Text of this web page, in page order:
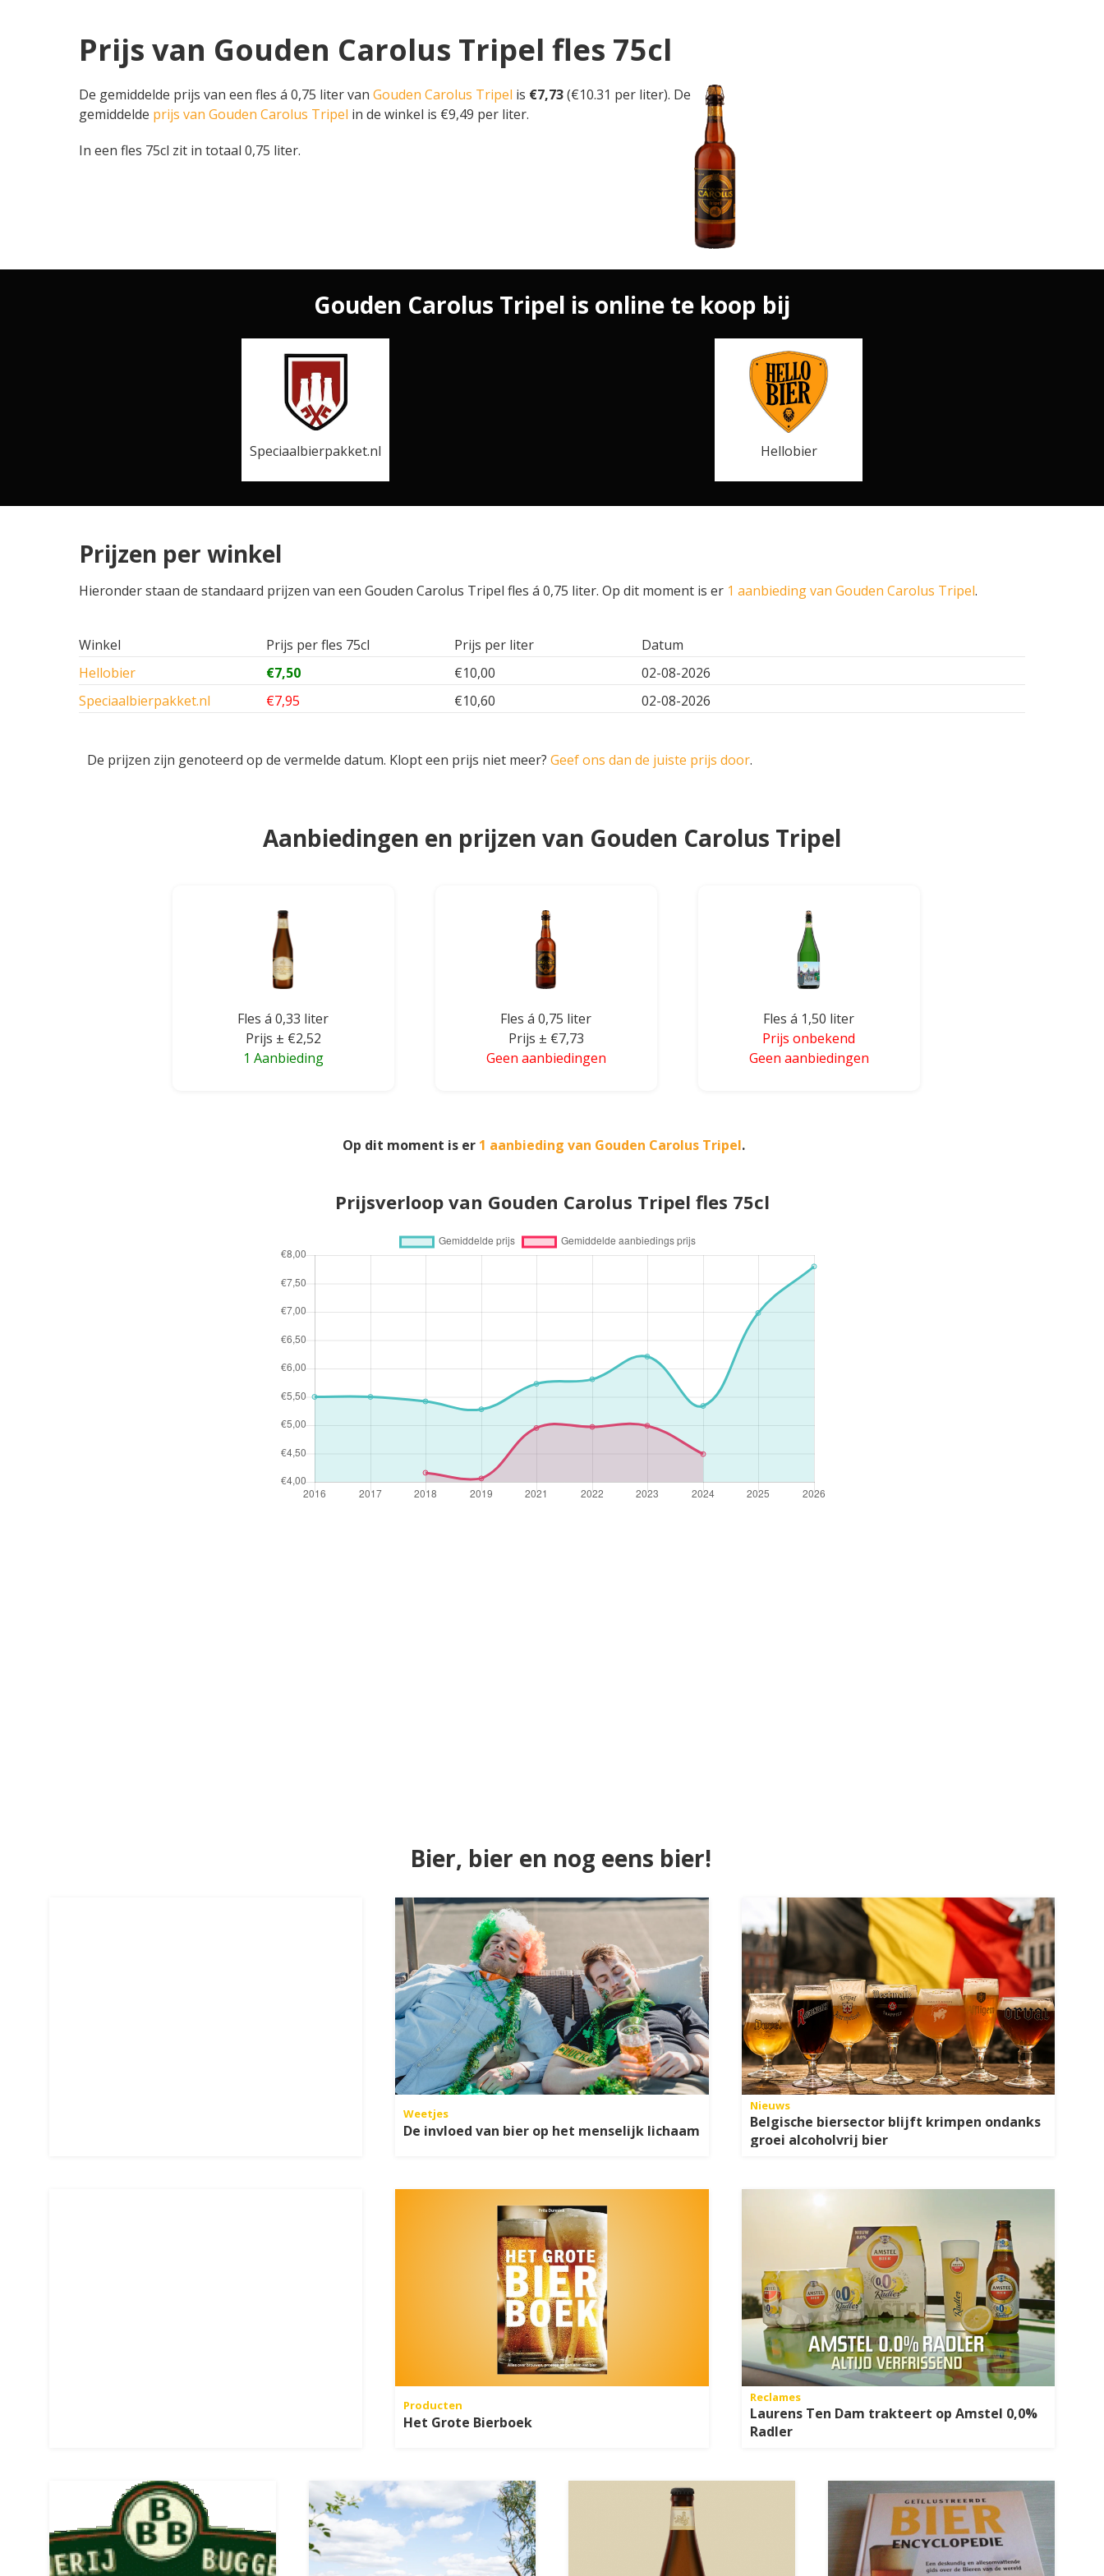
Prijs van Gouden Carolus Tripel fles 75cl
De gemiddelde prijs van een fles á 0,75 liter van Gouden Carolus Tripel is €7,73(€10.31 per liter). De
gemiddelde prijs van Gouden Carolus Tripel in de winkel is €9,49 per liter.
In een fles 75cl zit in totaal 0,75 liter.
Gouden Carolus Tripel is online te koop bij
Speciaalbierpakket.nl Hellobier
Prijzen per winkel
Hieronder staan de standaard prijzen van een Gouden Carolus Tripel fles á 0,75 liter. Op dit moment is er 1 aanbieding van Gouden Carolus Tripel.
Winkel Prijs per fles 75cl Prijs per liter
Datum
Hellobier
€7,50 €10,00
02-08-2026
Speciaalbierpakket.nl
€7,95 €10,60 02-08-2026
De prijzen zijn genoteerd op de vermelde datum. Klopt een prijs niet meer? Geef ons dan de juiste prijs door.
Aanbiedingen en prijzen van Gouden Carolus Tripel
Fles á 0,33 liter
Prijs ± €2,52
1 Aanbieding
Fles á 0,75 liter
Prijs ± €7,73
Geen aanbiedingen
Fles á 1,50 liter
Prijs onbekend
Geen aanbiedingen
Op dit moment is er 1 aanbieding van Gouden Carolus Tripel.
Prijsverloop van Gouden Carolus Tripel fles 75cl
Bier, bier en nog eens bier!
Weetjes
De invloed van bier op het menselijk lichaam
Nieuws
Belgische biersector blijft krimpen ondanks
groei alcoholvrij bier
Producten
Het Grote Bierboek
Reclames
Laurens Ten Dam trakteert op Amstel 0,0%
Radler